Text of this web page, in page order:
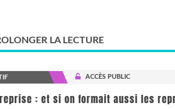
LA LECTURE
ACCÈS PUBLIC
: et si on formait aussi les